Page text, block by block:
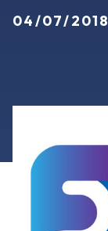
04/07/2018